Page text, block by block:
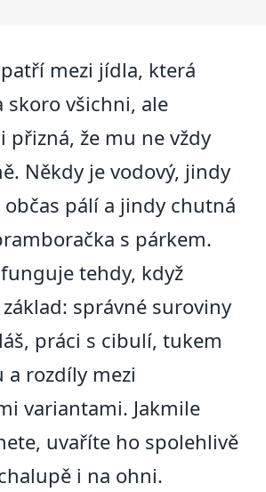
mezi jídla, která
skoro všichni, ale
přizná, že mu ne vždy
Někdy je vodový, jindy
občas pálí a jindy chutná
s párkem.
tehdy, když
správné suroviny
práci s cibulí, tukem
a rozdíly mezi
variantami. Jakmile
uvaříte ho spolehlivě
i na ohni.